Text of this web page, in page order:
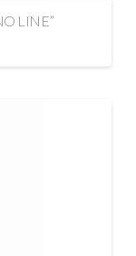
LINE”